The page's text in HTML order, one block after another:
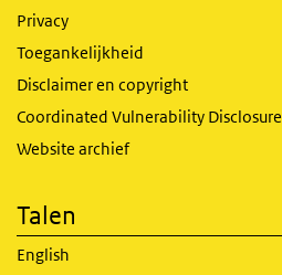
Privacy
Toegankelijkheid
Disclaimer en copyright
Coordinated Vulnerability Disclosure
Website archief
Talen
English